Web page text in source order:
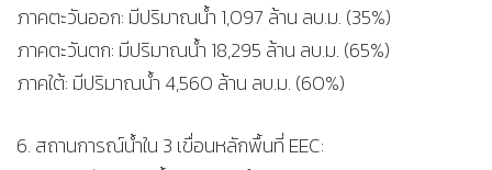
ภาคตะวันออก: มีปริมาณน้ำ 1,097 ล้าน ลบ.ม. (35%)
ภาคตะวันตก: มีปริมาณน้ำ 18,295 ล้าน ลบ.ม. (65%)
ภาคใต้: มีปริมาณน้ำ 4,560 ล้าน ลบ.ม. (60%)
6. สถานการณ์น้ำใน 3 เขื่อนหลักพื้นที่ EEC: